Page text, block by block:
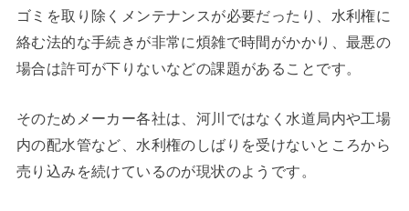
ゴミを取り除くメンテナンスが必要だったり、水利権に
絡む法的な手続きが非常に煩雑で時間がかかり、最悪の
場合は許可が下りないなどの課題があることです。
そのためメーカー各社は、河川ではなく水道局内や工場
内の配水管など、水利権のしばりを受けないところから
売り込みを続けているのが現状のようです。